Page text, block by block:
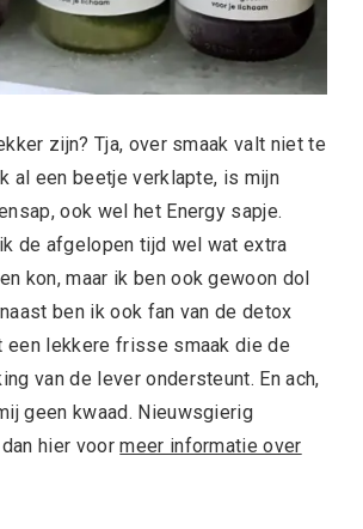
zijn? Tja, over smaak valt niet te
al een beetje verklapte, is mijn
ook wel het Energy sapje.
de afgelopen tijd wel wat extra
kon, maar ik ben ook gewoon dol
ben ik ook fan van de detox
een lekkere frisse smaak die de
van de lever ondersteunt. En ach,
geen kwaad. Nieuwsgierig
hier voormeer informatie over